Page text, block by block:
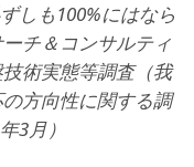
しも100%にはなら
チ＆コンサルティ
術実態等調査（我
方向性に関する調
3月）